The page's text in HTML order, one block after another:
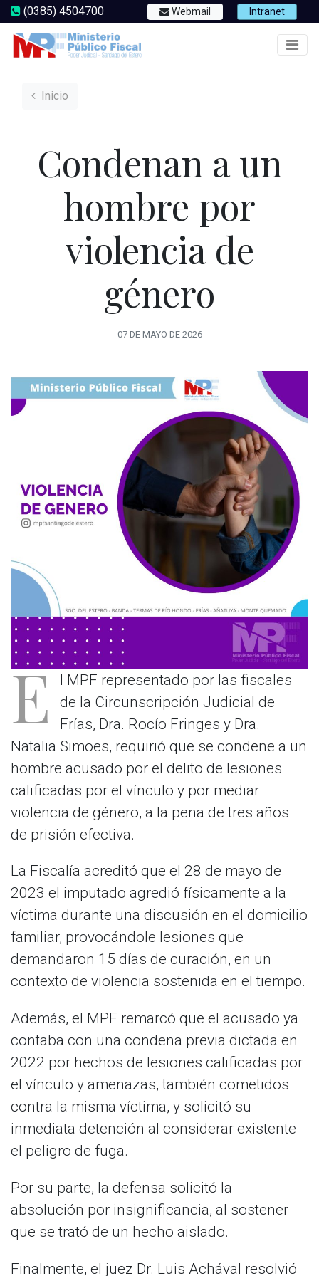
(0385) 4504700 Webmail Intranet
Inicio
Condenan a un
hombre por
violencia de
género
- 07 DE MAYO DE 2026-
E l MPF representado por las fiscales
de la Circunscripción Judicial de
Frías, Dra. Rocío Fringes y Dra.
Natalia Simoes, requirió que se condene a un
hombre acusado por el delito de lesiones
calificadas por el vínculo y por mediar
violencia de género, a la pena de tres años
de prisión efectiva.
La Fiscalía acreditó que el 28 de mayo de
2023 el imputado agredió físicamente a la
víctima durante una discusión en el domicilio
familiar, provocándole lesiones que
demandaron 15 días de curación, en un
contexto de violencia sostenida en el tiempo.
Además, el MPF remarcó que el acusado ya
contaba con una condena previa dictada en
2022 por hechos de lesiones calificadas por
el vínculo y amenazas, también cometidos
contra la misma víctima, y solicitó su
inmediata detención al considerar existente
el peligro de fuga.
Por su parte, la defensa solicitó la
absolución por insignificancia, al sostener
que se trató de un hecho aislado.
Finalmente, el juez Dr. Luis Achával resolvió